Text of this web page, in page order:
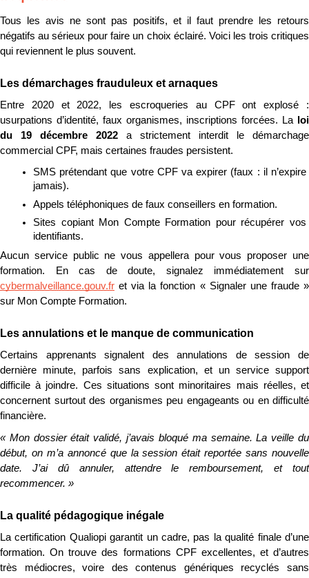
Tous les avis ne sont pas positifs, et il faut prendre les retours
négatifs au sérieux pour faire un choix éclairé. Voici les trois critiques
qui reviennent le plus souvent.
Les démarchages frauduleux et arnaques
Entre 2020 et 2022, les escroqueries au CPF ont explosé :
usurpations d’identité, faux organismes, inscriptions forcées. La loi
du 19 décembre 2022 a strictement interdit le démarchage
commercial CPF, mais certaines fraudes persistent.
SMS prétendant que votre CPF va expirer (faux : il n’expire
jamais).
Appels téléphoniques de faux conseillers en formation.
Sites copiant Mon Compte Formation pour récupérer vos
identifiants.
Aucun service public ne vous appellera pour vous proposer une
cybermalveillance.gouv.fr et via la fonction « Signaler une fraude »
sur Mon Compte Formation.
Les annulations et le manque de communication
Certains apprenants signalent des annulations de session de
dernière minute, parfois sans explication, et un service support
difficile à joindre. Ces situations sont minoritaires mais réelles, et
concernent surtout des organismes peu engageants ou en difficulté
financière.
« Mon dossier était validé, j’avais bloqué ma semaine. La veille du
début, on m’a annoncé que la session était reportée sans nouvelle
date. J’ai dû annuler, attendre le remboursement, et tout
recommencer. »
La qualité pédagogique inégale
La certification Qualiopi garantit un cadre, pas la qualité finale d’une
formation. On trouve des formations CPF excellentes, et d’autres
très médiocres, voire des contenus génériques recyclés sans